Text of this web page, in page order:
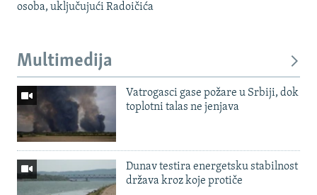
osoba, uključujući Radoičića
Multimedija
Vatrogasci gase požare u Srbiji, dok
toplotni talas ne jenjava
Dunav testira energetsku stabilnost
država kroz koje protiče